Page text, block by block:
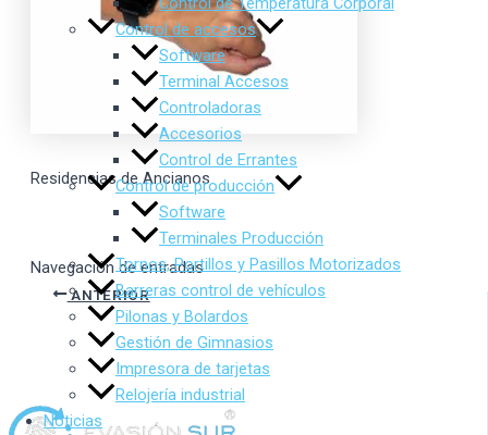
Control de accesos
Software
Terminal Accesos
Controladoras
Accesorios
Control de Errantes
Control de producción
Software
Terminales Producción
Tornos, Portillos y Pasillos Motorizados
Barreras control de vehículos
Pilonas y Bolardos
Gestión de Gimnasios
Impresora de tarjetas
Relojería industrial
Noticias
Residencias de Ancianos
Navegación de entradas
ANTERIOR